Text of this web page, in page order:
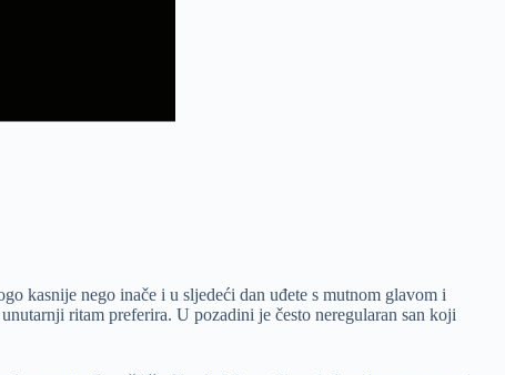
kasnije nego inače i u sljedeći dan uđete s mutnom glavom i
ritam preferira. U pozadini je često neregularan san koji